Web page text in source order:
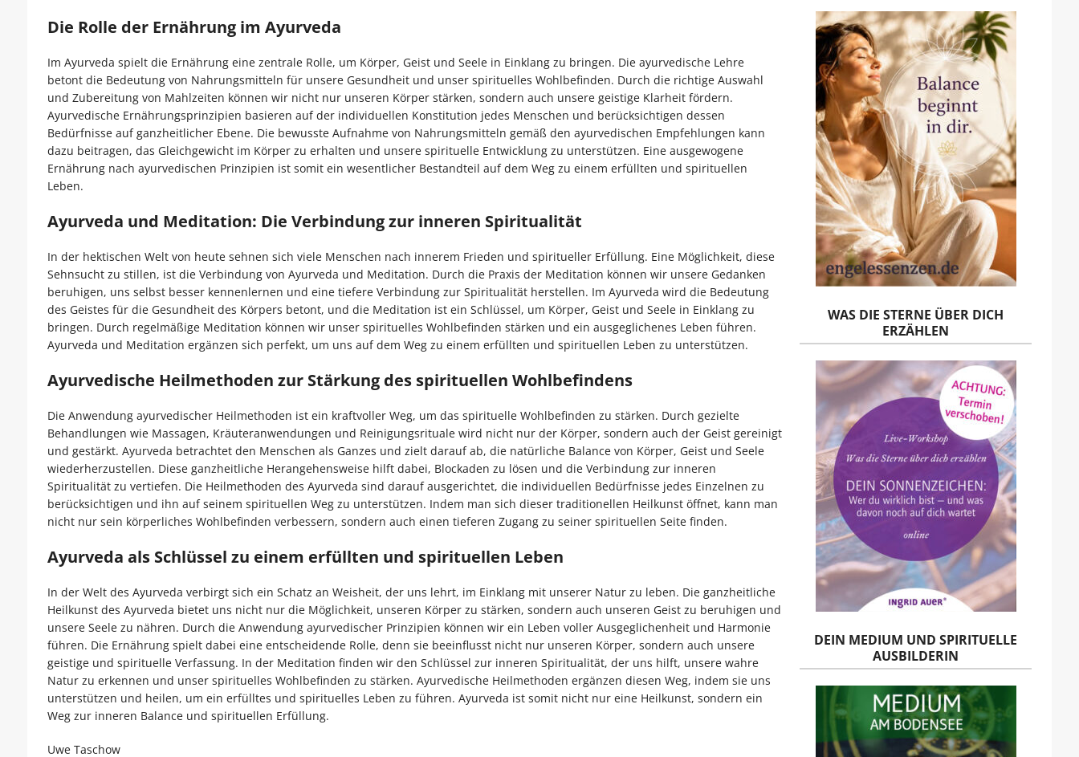
Die Rolle der Ernährung im Ayurveda
Im Ayurveda spielt die Ernährung eine zentrale Rolle, um Körper, Geist und Seele in Einklang zu bringen. Die ayurvedische Lehre
betont die Bedeutung von Nahrungsmitteln für unsere Gesundheit und unser spirituelles Wohlbefinden. Durch die richtige Auswahl
und Zubereitung von Mahlzeiten können wir nicht nur unseren Körper stärken, sondern auch unsere geistige Klarheit fördern.
Ayurvedische Ernährungsprinzipien basieren auf der individuellen Konstitution jedes Menschen und berücksichtigen dessen
Bedürfnisse auf ganzheitlicher Ebene. Die bewusste Aufnahme von Nahrungsmitteln gemäß den ayurvedischen Empfehlungen kann
dazu beitragen, das Gleichgewicht im Körper zu erhalten und unsere spirituelle Entwicklung zu unterstützen. Eine ausgewogene
Ernährung nach ayurvedischen Prinzipien ist somit ein wesentlicher Bestandteil auf dem Weg zu einem erfüllten und spirituellen
Leben.
Ayurveda und Meditation: Die Verbindung zur inneren Spiritualität
In der hektischen Welt von heute sehnen sich viele Menschen nach innerem Frieden und spiritueller Erfüllung. Eine Möglichkeit, diese
Sehnsucht zu stillen, ist die Verbindung von Ayurveda und Meditation. Durch die Praxis der Meditation können wir unsere Gedanken
beruhigen, uns selbst besser kennenlernen und eine tiefere Verbindung zur Spiritualität herstellen. Im Ayurveda wird die Bedeutung
des Geistes für die Gesundheit des Körpers betont, und die Meditation ist ein Schlüssel, um Körper, Geist und Seele in Einklang zu
bringen. Durch regelmäßige Meditation können wir unser spirituelles Wohlbefinden stärken und ein ausgeglichenes Leben führen.
Ayurveda und Meditation ergänzen sich perfekt, um uns auf dem Weg zu einem erfüllten und spirituellen Leben zu unterstützen.
Ayurvedische Heilmethoden zur Stärkung des spirituellen Wohlbefindens
Die Anwendung ayurvedischer Heilmethoden ist ein kraftvoller Weg, um das spirituelle Wohlbefinden zu stärken. Durch gezielte
Behandlungen wie Massagen, Kräuteranwendungen und Reinigungsrituale wird nicht nur der Körper, sondern auch der Geist gereinigt
und gestärkt. Ayurveda betrachtet den Menschen als Ganzes und zielt darauf ab, die natürliche Balance von Körper, Geist und Seele
wiederherzustellen. Diese ganzheitliche Herangehensweise hilft dabei, Blockaden zu lösen und die Verbindung zur inneren
Spiritualität zu vertiefen. Die Heilmethoden des Ayurveda sind darauf ausgerichtet, die individuellen Bedürfnisse jedes Einzelnen zu
berücksichtigen und ihn auf seinem spirituellen Weg zu unterstützen. Indem man sich dieser traditionellen Heilkunst öffnet, kann man
nicht nur sein körperliches Wohlbefinden verbessern, sondern auch einen tieferen Zugang zu seiner spirituellen Seite finden.
Ayurveda als Schlüssel zu einem erfüllten und spirituellen Leben
In der Welt des Ayurveda verbirgt sich ein Schatz an Weisheit, der uns lehrt, im Einklang mit unserer Natur zu leben. Die ganzheitliche
Heilkunst des Ayurveda bietet uns nicht nur die Möglichkeit, unseren Körper zu stärken, sondern auch unseren Geist zu beruhigen und
unsere Seele zu nähren. Durch die Anwendung ayurvedischer Prinzipien können wir ein Leben voller Ausgeglichenheit und Harmonie
führen. Die Ernährung spielt dabei eine entscheidende Rolle, denn sie beeinflusst nicht nur unseren Körper, sondern auch unsere
geistige und spirituelle Verfassung. In der Meditation finden wir den Schlüssel zur inneren Spiritualität, der uns hilft, unsere wahre
Natur zu erkennen und unser spirituelles Wohlbefinden zu stärken. Ayurvedische Heilmethoden ergänzen diesen Weg, indem sie uns
unterstützen und heilen, um ein erfülltes und spirituelles Leben zu führen. Ayurveda ist somit nicht nur eine Heilkunst, sondern ein
Weg zur inneren Balance und spirituellen Erfüllung.
Uwe Taschow
WAS DIE STERNE ÜBER DICH
ERZÄHLEN
DEIN MEDIUM UND SPIRITUELLE
AUSBILDERIN